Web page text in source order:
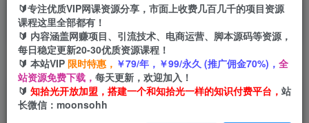
首页 创业课程 会员专属 正文
（7182期）一个20+，作品爆了一天几十个，日入
500+轻轻松松的线上旅行社，6节保姆…
🔰专注优质VIP网课资源分享，市面上收费几百几千的项目资源
课程这里全部都有！
🔰 内容涵盖网赚项目、引流技术、电商运营、脚本源码等资源，
每日稳定更新20-30优质资源课程！
🔰 本站VIP 限时特惠， ￥79/年，￥99/永久 (推广佣金70%)， 全
站资源免费下载， 每天更新，欢迎加入！
🔰 知拾光开放加盟，搭建一个和知拾光一样的知识付费平台， 站
长微信：moonsohh